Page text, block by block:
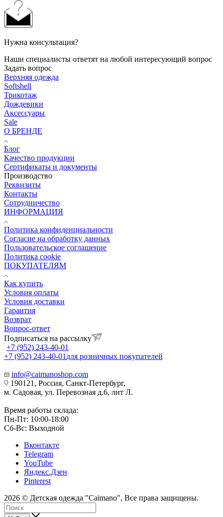
Нужна консультация?
Наши специалисты ответят на любой интересующий вопрос
Задать вопрос
Верхняя одежда
Softshell
Трикотаж
Дождевики
Аксессуары
Sale
О БРЕНДЕ
Блог
Качество продукции
Сертификаты и документы
Производство
Реквизиты
Контакты
Сотрудничество
ИНФОРМАЦИЯ
Политика конфиденциальности
Согласие на обработку данных
Пользовательское соглашение
Политика cookie
ПОКУПАТЕЛЯМ
Как купить
Условия оплаты
Условия доставки
Гарантия
Возврат
Вопрос-ответ
Подписаться на рассылку
+7 (952) 243-40-01
+7 (952) 243-40-01 для розничных покупателей
info@caimanoshop.com
190121, Россия, Санкт-Петербург,
м. Садовая, ул. Перевозная д.6, лит Л.
Время работы склада:
Пн-Пт: 10:00-18:00
Сб-Вс: Выходной
Вконтакте
Telegram
YouTube
Яндекс.Дзен
Pinterest
2026 © Детская одежда "Caimano", Все права защищены.